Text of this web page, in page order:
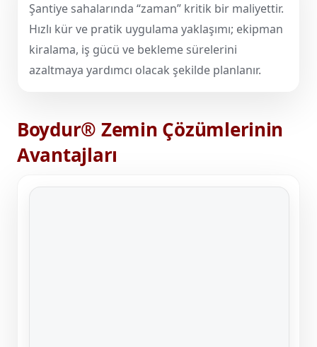
Şantiye sahalarında “zaman” kritik bir maliyettir.
Hızlı kür ve pratik uygulama yaklaşımı; ekipman
kiralama, iş gücü ve bekleme sürelerini
azaltmaya yardımcı olacak şekilde planlanır.
Boydur® Zemin Çözümlerinin
Avantajları